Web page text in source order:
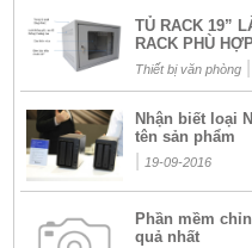
TỦ RACK 19”
RACK PHÙ
Thiết bị văn phòng|
Nhận biết loại
tên sản phẩm
19-09-2016
Phần mềm
quả nhất